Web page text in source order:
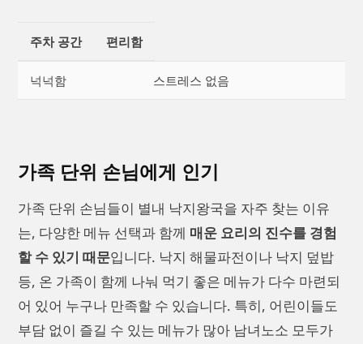
주차 공간 편리함
넉넉함 스트레스 없음
가족 단위 손님에게 인기
가족 단위 손님들이 별내 낙지왕국을 자주 찾는 이유
는, 다양한 메뉴 선택과 함께 매운 요리의 진수를 경험
할 수 있기 때문입니다. 낙지 해물파전이나 낙지 덮밥
등, 온 가족이 함께 나눠 먹기 좋은 메뉴가 다수 마련되
어 있어 누구나 만족할 수 있습니다. 특히, 어린이들도
부담 없이 즐길 수 있는 메뉴가 많아 남녀노소 모두가